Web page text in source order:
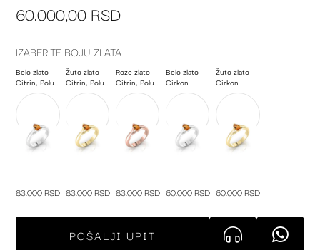
of
gallery
60.000,00 RSD
IZABERITE BOJU ZLATA
Belo zlato
Citrin, Poludragi kamen
83.000 RSD
Žuto zlato
Citrin, Poludragi kamen
83.000 RSD
Roze zlato
Citrin, Poludragi kamen
83.000 RSD
Belo zlato
Cirkon
60.000 RSD
Žuto zlato
Cirkon
60.000 RSD
POŠALJI UPIT